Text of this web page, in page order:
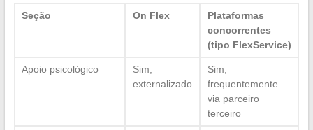
Seção On Flex
Plataformas
concorrentes
(tipo FlexService)
Apoio psicológico
Sim,
externalizado
Sim,
frequentemente
via parceiro
terceiro